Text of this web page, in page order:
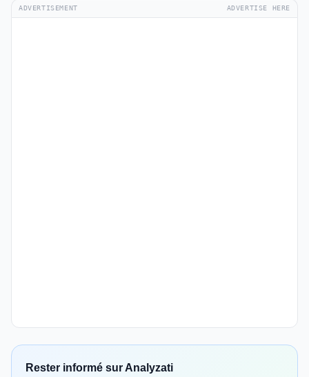
ADVERTISEMENT ADVERTISE HERE
Rester informé sur Analyzati